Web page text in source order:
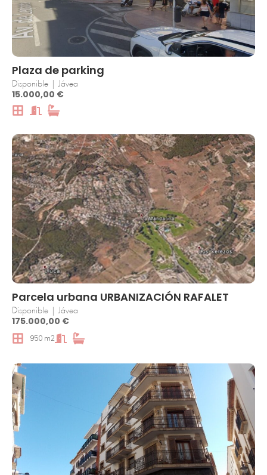
Plaza de parking
Disponible | Jávea
15.000,00 €
Parcela urbana URBANIZACIÓN RAFALET
Disponible | Jávea
175.000,00 €
950 m2